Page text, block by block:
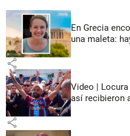
En Grecia
una maleta:
share
Video |
así recibieron
share